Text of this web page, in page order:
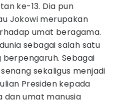
ke-13. Dia pun
Jokowi merupakan
umat beragama.
sebagai salah satu
Sebagai
sekaligus menjadi
Presiden kepada
dan umat manusia